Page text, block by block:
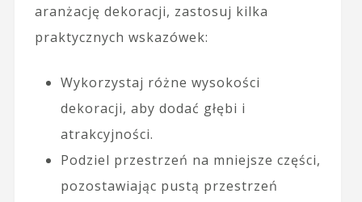
aranżację dekoracji, zastosuj kilka
praktycznych wskazówek:
Wykorzystaj różne wysokości
dekoracji, aby dodać głębi i
atrakcyjności.
Podziel przestrzeń na mniejsze części,
pozostawiając pustą przestrzeń